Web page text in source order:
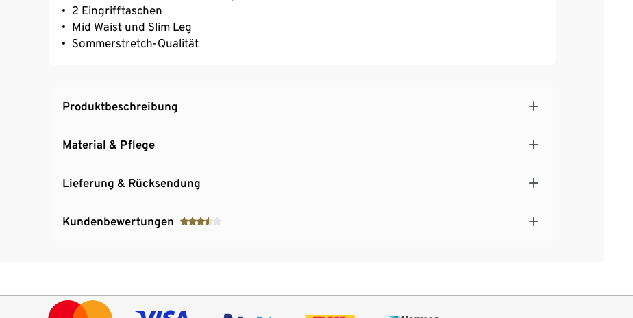
2 Eingrifftaschen
Mid Waist und Slim Leg
Sommerstretch-Qualität
Produktbeschreibung
Material & Pflege
Lieferung & Rücksendung
Kundenbewertungen